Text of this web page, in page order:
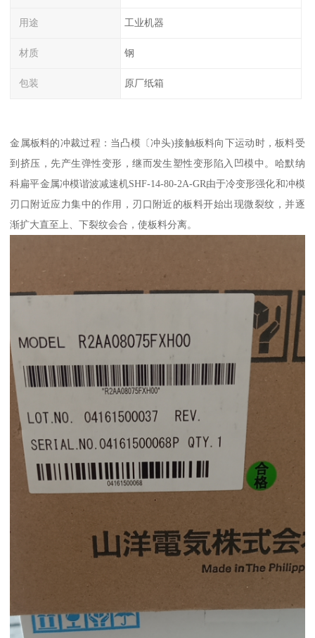
用途 工业机器
材质 钢
包装 原厂纸箱
金属板料的冲裁过程：当凸模〔冲头)接触板料向下运动时，板料受
到挤压，先产生弹性变形，继而发生塑性变形陷入凹模中。哈默纳
科扁平金属冲模谐波减速机SHF-14-80-2A-GR由于冷变形强化和冲模
刃口附近应力集中的作用，刃口附近的板料开始出现微裂纹，并逐
渐扩大直至上、下裂纹会合，使板料分离。